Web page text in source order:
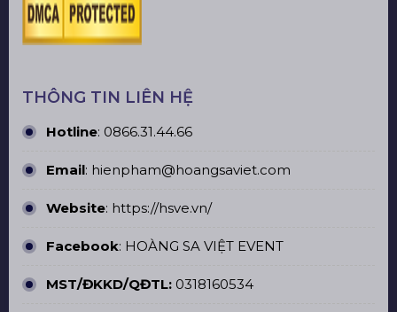
THÔNG TIN LIÊN HỆ
Hotline: 0866.31.44.66
Email: hienpham@hoangsaviet.com
Website: https://hsve.vn/
Facebook: HOÀNG SA VIỆT EVENT
MST/ĐKKD/QĐTL: 0318160534